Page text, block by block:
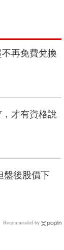
再免費兌換
才有資格說
盤後股價下
Recommended by